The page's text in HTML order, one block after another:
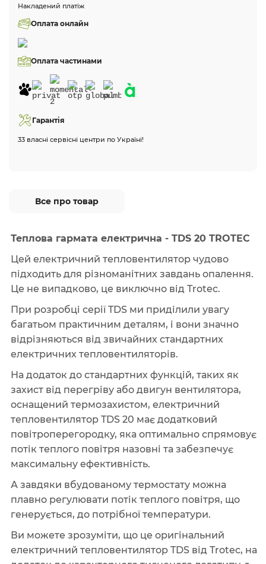
Накладений платіж
Оплата онлайн
Оплата частинами
Гарантія
33 власні сервісні центри по Україні!
Все про товар
Теплова гармата електрична - TDS 20 TROTEC
Цей електричний тепловентилятор чудово
підходить для різноманітних завдань опалення.
Це не випадково, це виключно від Trotec.
При розробці серії TDS ми приділили увагу
багатьом практичним деталям, і вони значно
відрізняються від звичайних стандартних
електричних тепловентиляторів.
На додаток до стандартних функцій, таких як
захист від перегріву або двигун вентилятора,
оснащений термозахистом, електричний
тепловентилятор TDS 20 має додатковий
повітроперегородку, яка оптимально спрямовує
потік теплого повітря назовні та забезпечує
максимальну ефективність.
А завдяки вбудованому термостату можна
плавно регулювати потік теплого повітря, що
генерується, до потрібної температури.
Ви можете зрозуміти, що це оригінальний
електричний тепловентилятор TDS від Trotec, на